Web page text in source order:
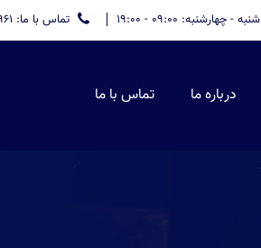
شنبه - چهارشنبه: 09:00 - 19:00 تماس با ما: 02122013961
درباره ما تماس با ما